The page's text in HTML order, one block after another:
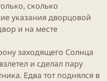
сколько
указания дворцовой
и на месте
заходящего Солнца
и сделал пару
Едва тот поднялся в